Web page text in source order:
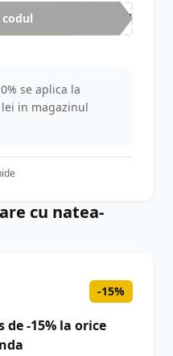
CUP
se aplica la
in magazinul
cu natea-
-15%
de -15% la orice